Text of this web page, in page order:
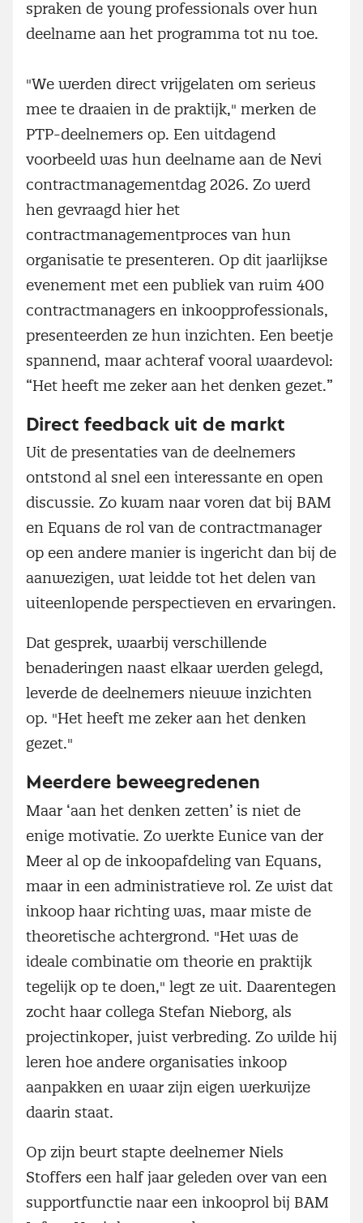
spraken de young professionals over hun
deelname aan het programma tot nu toe.
"We werden direct vrijgelaten om serieus
mee te draaien in de praktijk," merken de
PTP-deelnemers op. Een uitdagend
voorbeeld was hun deelname aan de Nevi
contractmanagementdag 2026. Zo werd
hen gevraagd hier het
contractmanagementproces van hun
organisatie te presenteren. Op dit jaarlijkse
evenement met een publiek van ruim 400
contractmanagers en inkoopprofessionals,
presenteerden ze hun inzichten. Een beetje
spannend, maar achteraf vooral waardevol:
“Het heeft me zeker aan het denken gezet.”
Direct feedback uit de markt
Uit de presentaties van de deelnemers
ontstond al snel een interessante en open
discussie. Zo kwam naar voren dat bij BAM
en Equans de rol van de contractmanager
op een andere manier is ingericht dan bij de
aanwezigen, wat leidde tot het delen van
uiteenlopende perspectieven en ervaringen.
Dat gesprek, waarbij verschillende
benaderingen naast elkaar werden gelegd,
leverde de deelnemers nieuwe inzichten
op. "Het heeft me zeker aan het denken
gezet."
Meerdere beweegredenen
Maar ‘aan het denken zetten’ is niet de
enige motivatie. Zo werkte Eunice van der
Meer al op de inkoopafdeling van Equans,
maar in een administratieve rol. Ze wist dat
inkoop haar richting was, maar miste de
theoretische achtergrond. "Het was de
ideale combinatie om theorie en praktijk
tegelijk op te doen," legt ze uit. Daarentegen
zocht haar collega Stefan Nieborg, als
projectinkoper, juist verbreding. Zo wilde hij
leren hoe andere organisaties inkoop
aanpakken en waar zijn eigen werkwijze
daarin staat.
Op zijn beurt stapte deelnemer Niels
Stoffers een half jaar geleden over van een
supportfunctie naar een inkooprol bij BAM